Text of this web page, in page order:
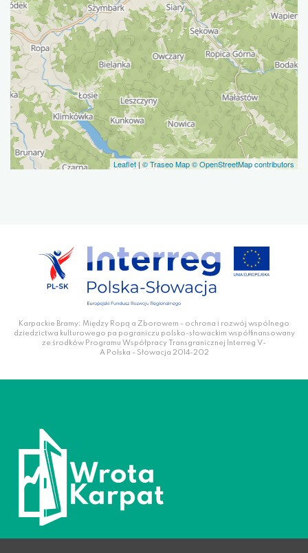
Leaflet|© Traseo Map© OpenStreetMap contributors
Karpackie Bramy: Między Ropą a Zborowem - ochrona i rozwój wspólnego
dziedzictwa kulturowego pa pograniczu polsko-słowackim współfinansowany
ze środków Programu Współpracy Transgranicznej Interreg V-
A Polska - Słowacja 2014-202